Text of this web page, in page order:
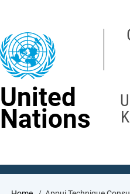
content
United
Nations